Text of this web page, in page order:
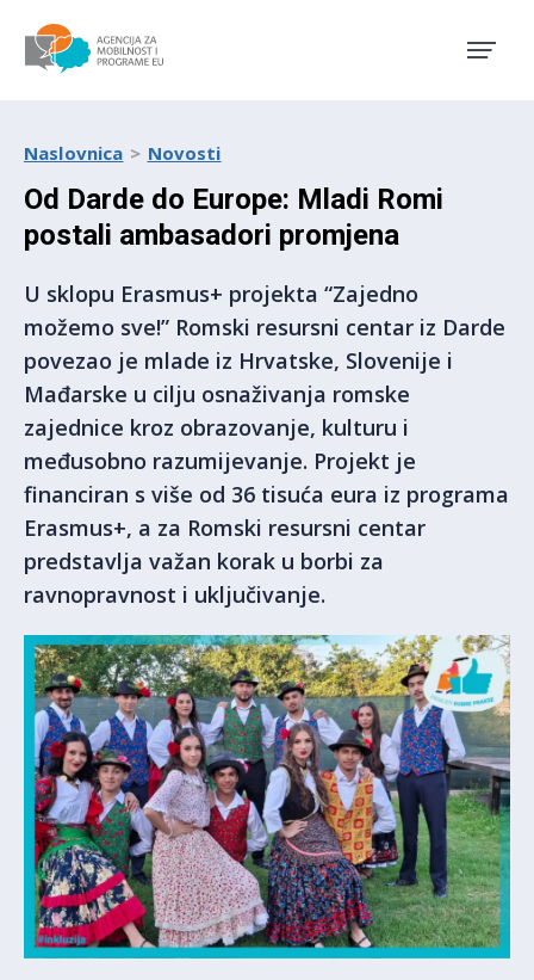
Naslovnica Novosti
Od Darde do Europe: Mladi Romi
postali ambasadori promjena
U sklopu Erasmus+ projekta “Zajedno
možemo sve!” Romski resursni centar iz Darde
povezao je mlade iz Hrvatske, Slovenije i
Mađarske u cilju osnaživanja romske
zajednice kroz obrazovanje, kulturu i
međusobno razumijevanje. Projekt je
financiran s više od 36 tisuća eura iz programa
Erasmus+, a za Romski resursni centar
predstavlja važan korak u borbi za
ravnopravnost i uključivanje.